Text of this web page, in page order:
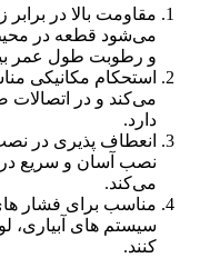
مقاومت بالا در
می‌شود قطعه در
و رطوبت طول عمر
استحکام مکانیکی
می‌کند و در اتصالات
دارد.
انعطاف‌ پذیری در
نصب آسان و سریع در
می‌کند.
مناسب برای فشار
سیستم‌ های آبیاری،
کنند.